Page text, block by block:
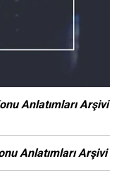
Anlatımları Arşivi
Anlatımları Arşivi